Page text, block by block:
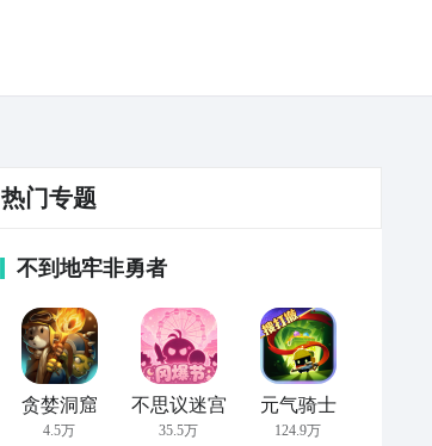
热门专题
不到地牢非勇者
贪婪洞窟
4.5万
不思议迷宫
35.5万
元气骑士
124.9万